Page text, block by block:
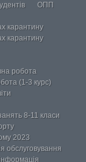
ОПП
карантину
карантину
робота
(1-3 курс)
8-11 класи
2023
обслуговування